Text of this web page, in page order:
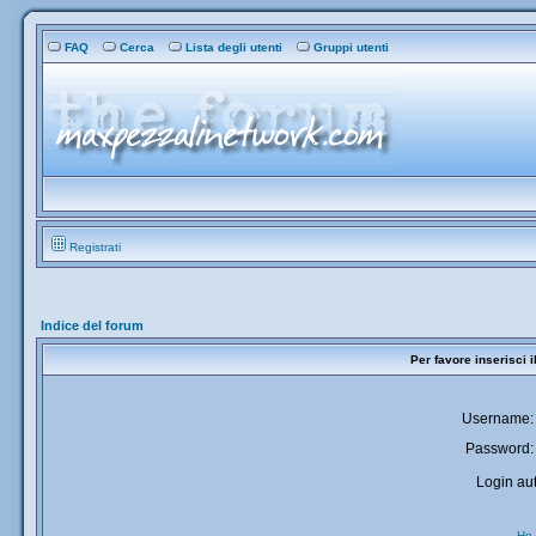
FAQ Cerca Lista degli utenti Gruppi utenti
Registrati
Indice del forum
Per favore inserisci
Username:
Password:
Login